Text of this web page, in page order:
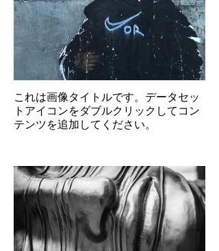
これは画像タイトルです。データセッ
トアイコンをダブルクリックしてコン
テンツを追加してください。